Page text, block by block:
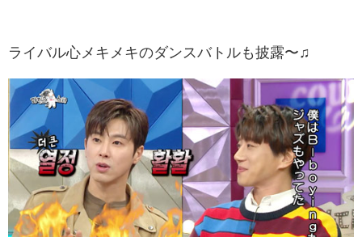
ライバル心メキメキのダンスバトルも披露〜♫